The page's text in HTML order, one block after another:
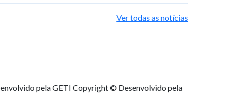
Ver todas as notícias
pela GETI Copyright © Desenvolvido pela